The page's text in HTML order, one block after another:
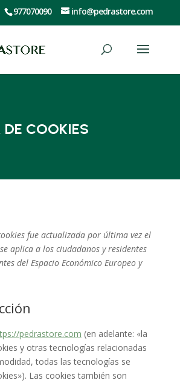
977070090 info@pedrastore.com
COOKIES
fue actualizada por última vez el
aplica a los ciudadanos y residentes
del Espacio Económico Europeo y
pedrastore.com (en adelante: «la
y otras tecnologías relacionadas
todas las tecnologías se
Las cookies también son